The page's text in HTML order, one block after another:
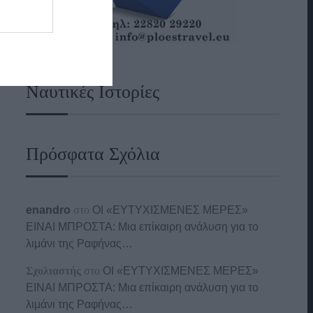
Ναυτικές Ιστορίες
Πρόσφατα Σχόλια
enandro στο ΟΙ «ΕΥΤΥΧΙΣΜΕΝΕΣ ΜΕΡΕΣ»
ΕΙΝΑΙ ΜΠΡΟΣΤΑ: Μια επίκαιρη ανάλυση για το
λιμάνι της Ραφήνας…
Σχολιαστής στο ΟΙ «ΕΥΤΥΧΙΣΜΕΝΕΣ ΜΕΡΕΣ»
ΕΙΝΑΙ ΜΠΡΟΣΤΑ: Μια επίκαιρη ανάλυση για το
λιμάνι της Ραφήνας…